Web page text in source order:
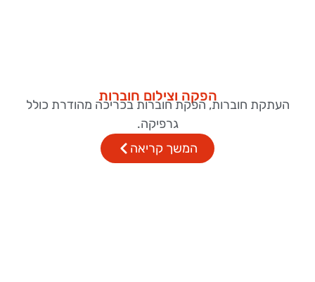
הפקה וצילום חוברות
העתקת חוברות, הפקת חוברות בכריכה מהודרת כולל
גרפיקה.
המשך קריאה